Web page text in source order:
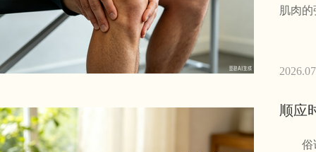
肌肉
顺应
俗话